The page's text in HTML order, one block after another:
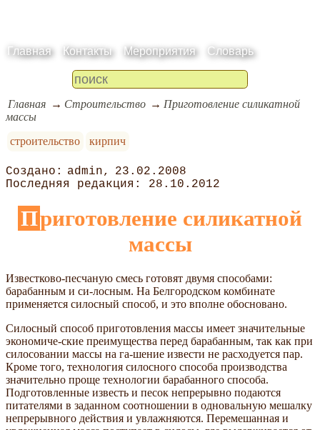
Главная Контакты Мероприятия Словарь
Главная Строительство
Приготовление силикатной
массы
строительство
кирпич
admin
23.02.2008
28.10.2012
Приготовление силикатной
массы
Известково-песчаную смесь готовят двумя способами:
барабанным и си-лосным. На Белгородском комбинате
применяется силосный способ, и это вполне обосновано.
Силосный способ приготовления массы имеет значительные
экономиче-ские преимущества перед барабанным, так как при
силосовании массы на га-шение извести не расходуется пар.
Кроме того, технология силосного способа производства
значительно проще технологии барабанного способа.
Подготовленные известь и песок непрерывно подаются
питателями в заданном соотношении в одновальную мешалку
непрерывного действия и увлажняются. Перемешанная и